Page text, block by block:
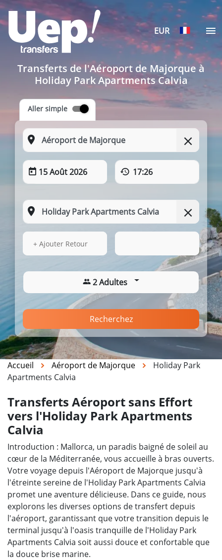
EUR
Transferts de l'Aéroport de Majorque à
Holiday Park Apartments Calvia
Aller simple
15 Août 2026 17:26
15 Août 2026
+ Ajouter Retour
2 Adultes
Recherchez
Accueil Aéroport de Majorque
Holiday Park
Apartments Calvia
Transferts Aéroport sans Effort
vers l'Holiday Park Apartments
Calvia
Introduction : Mallorca, un paradis baigné de soleil au
cœur de la Méditerranée, vous accueille à bras ouverts.
Votre voyage depuis l'Aéroport de Majorque jusqu'à
l'étreinte sereine de l'Holiday Park Apartments Calvia
promet une aventure délicieuse. Dans ce guide, nous
explorons les diverses options de transfert depuis
l'aéroport, garantissant que votre transition depuis le
terminal jusqu'à l'oasis tranquille de l'Holiday Park
Apartments Calvia soit aussi douce et confortable que
la douce brise marine.